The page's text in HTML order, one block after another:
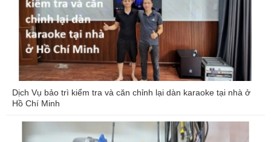
Dịch Vụ bảo trì kiểm tra và căn chỉnh lại dàn karaoke tại nhà ở
Hồ Chí Minh